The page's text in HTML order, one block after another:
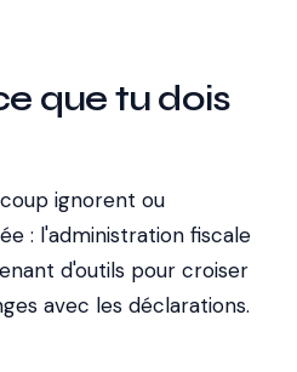
que tu dois
ignorent ou
: l'administration fiscale
d'outils pour croiser
avec les déclarations.